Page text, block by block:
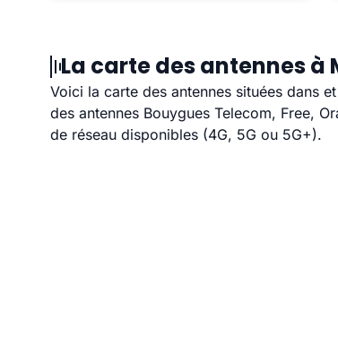
La carte des antennes à
Voici la carte des antennes situées dans
des antennes Bouygues Telecom, Free,
de réseau disponibles (4G, 5G ou 5G+).